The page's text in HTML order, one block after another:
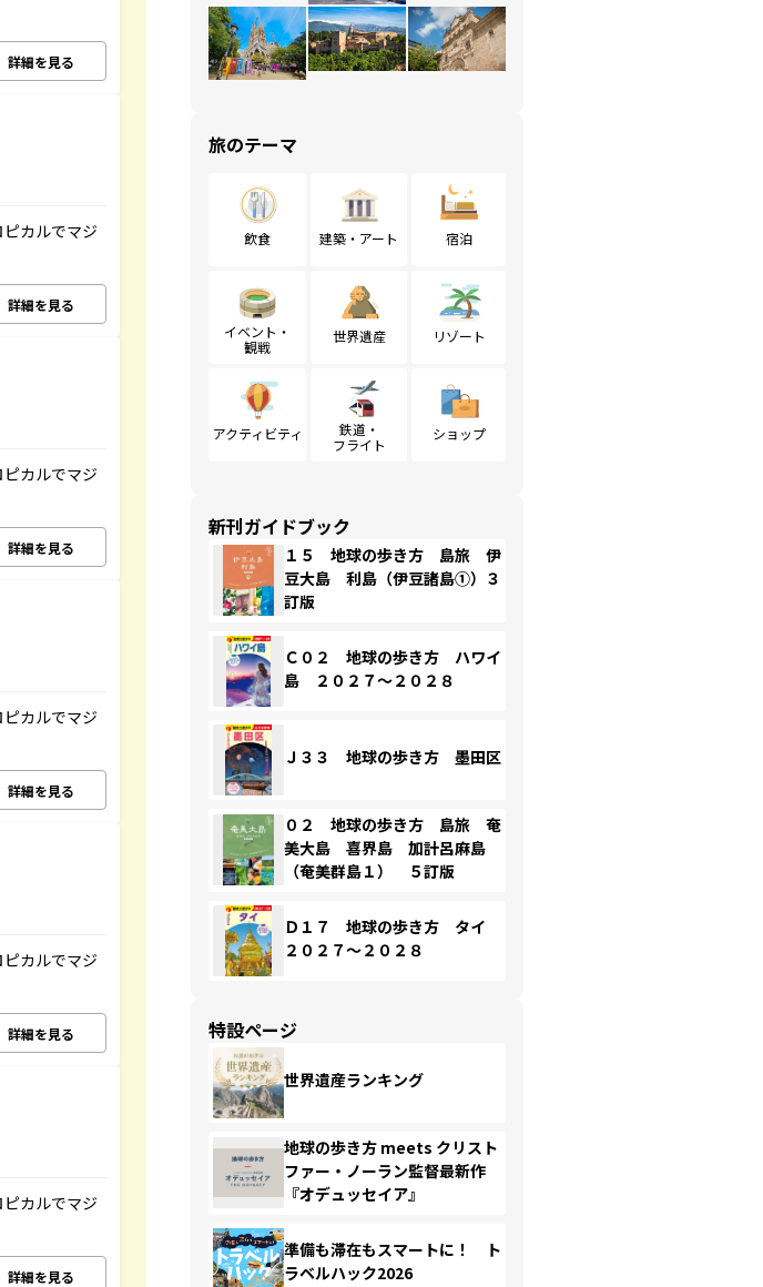
詳細を見る
カルでマジ
詳細を見る
カルでマジ
詳細を見る
カルでマジ
詳細を見る
カルでマジ
詳細を見る
カルでマジ
詳細を見る
旅のテーマ
飲食 建築・アート 宿泊
イベント・
観戦
世界遺産 リゾート
アクティビティ
鉄道・
フライト
ショップ
新刊ガイドブック
１５ 地球の歩き方 島旅 伊
豆大島 利島（伊豆諸島①）３
訂版
Ｃ０２ 地球の歩き方 ハワイ
島 ２０２７～２０２８
Ｊ３３ 地球の歩き方 墨田区
０２ 地球の歩き方 島旅 奄
美大島 喜界島 加計呂麻島
（奄美群島１） ５訂版
Ｄ１７ 地球の歩き方 タイ
２０２７～２０２８
特設ページ
世界遺産ランキング
地球の歩き方 meets クリスト
ファー・ノーラン監督最新作
『オデュッセイア』
準備も滞在もスマートに！ ト
ラベルハック2026